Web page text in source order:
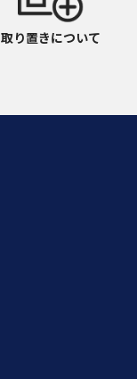
取り置きについて